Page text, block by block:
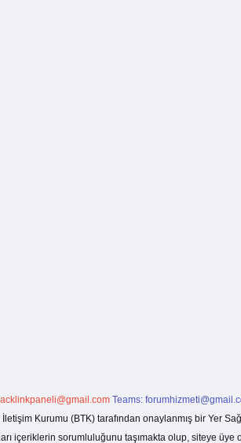
Teams:
Kurumu (BTK) tarafından onaylanmış bir Yer
içeriklerin sorumluluğunu taşımakta olup, siteye